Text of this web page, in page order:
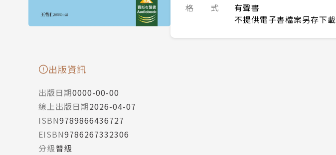
格 式
有聲書
不提供電子書檔案另存下載
出版資訊
出版日期0000-00-00
線上出版日期2026-04-07
ISBN9789866436727
EISBN9786267332306
分級普級